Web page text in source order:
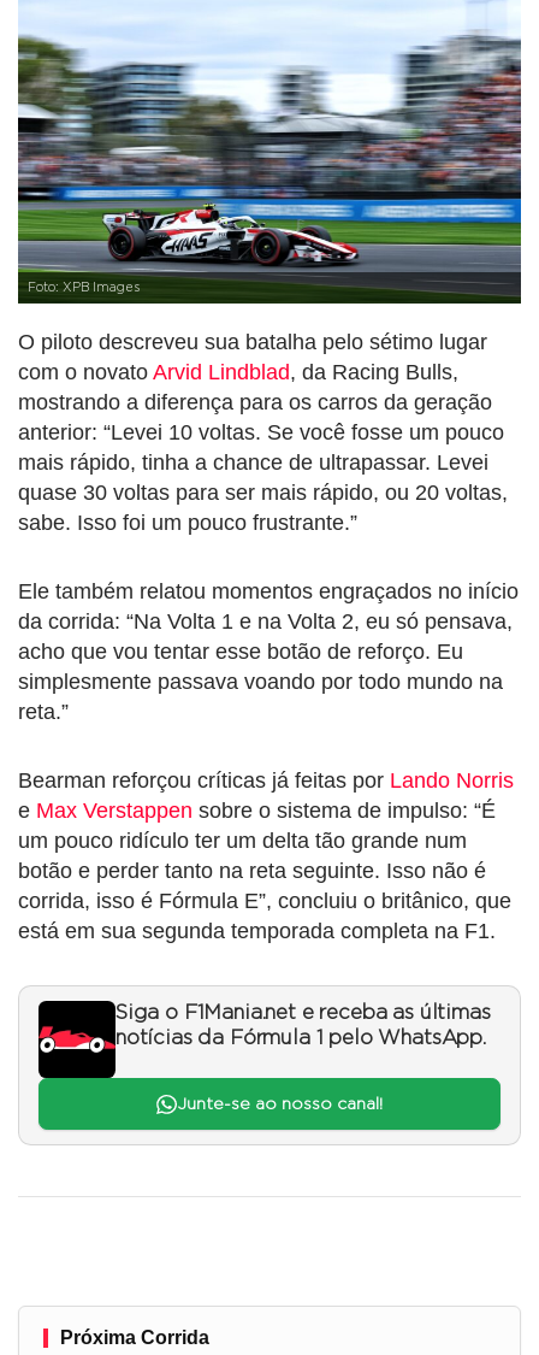
Foto: XPB Images
O piloto descreveu sua batalha pelo sétimo lugar
com o novato Arvid Lindblad, da Racing Bulls,
mostrando a diferença para os carros da geração
anterior: “Levei 10 voltas. Se você fosse um pouco
mais rápido, tinha a chance de ultrapassar. Levei
quase 30 voltas para ser mais rápido, ou 20 voltas,
sabe. Isso foi um pouco frustrante.”
Ele também relatou momentos engraçados no início
da corrida: “Na Volta 1 e na Volta 2, eu só pensava,
acho que vou tentar esse botão de reforço. Eu
simplesmente passava voando por todo mundo na
reta.”
Bearman reforçou críticas já feitas por Lando Norris
e Max Verstappen sobre o sistema de impulso: “É
um pouco ridículo ter um delta tão grande num
botão e perder tanto na reta seguinte. Isso não é
corrida, isso é Fórmula E”, concluiu o britânico, que
está em sua segunda temporada completa na F1.
Siga o F1Mania.net e receba as últimas
notícias da Fórmula 1 pelo WhatsApp.
Junte-se ao nosso canal!
Próxima Corrida